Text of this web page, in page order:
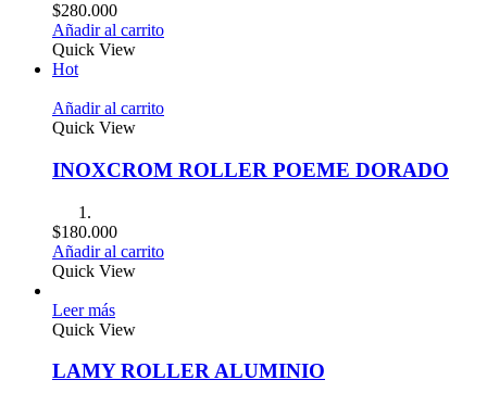
$280.000
Añadir al carrito
Quick View
Hot
Añadir al carrito
Quick View
INOXCROM ROLLER POEME DORADO
$180.000
Añadir al carrito
Quick View
Leer más
Quick View
LAMY ROLLER ALUMINIO